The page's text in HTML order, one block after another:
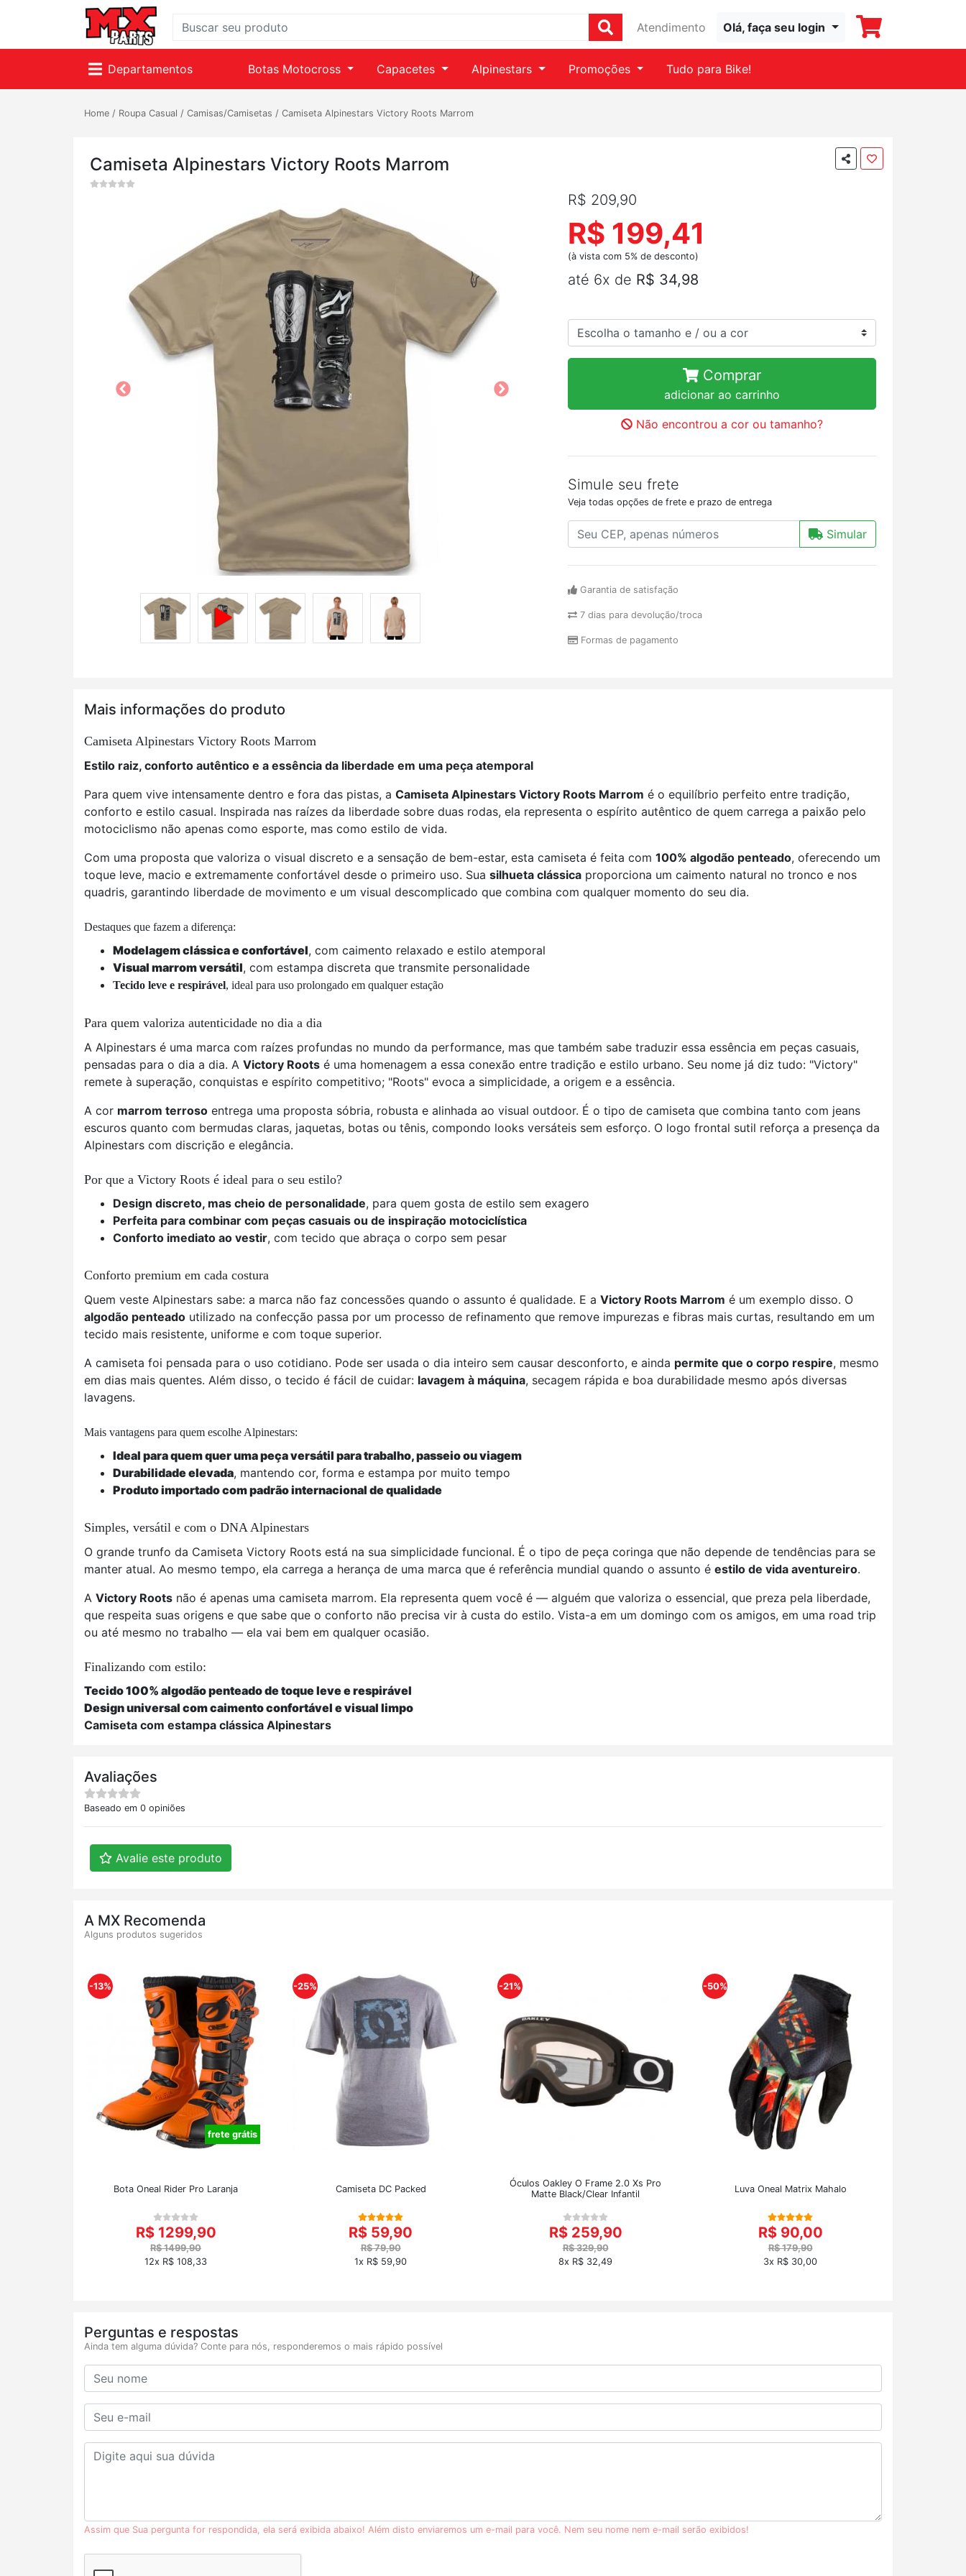
Atendimento Olá, faça seu login
Departamentos Botas Motocross Capacetes Alpinestars Promoções Tudo para Bike!
Home / Roupa Casual / Camisas/Camisetas / Camiseta Alpinestars Victory Roots Marrom
Camiseta Alpinestars Victory Roots Marrom
R$ 209,90
R$ 199,41
(à vista com 5% de desconto)
até 6x de R$ 34,98
Comprar
adicionar ao carrinho
Não encontrou a cor ou tamanho?
Simule seu frete
Veja todas opções de frete e prazo de entrega
Simular
Garantia de satisfação
7 dias para devolução/troca
Formas de pagamento
Mais informações do produto
Camiseta Alpinestars Victory Roots Marrom
Estilo raiz, conforto autêntico e a essência da liberdade em uma peça atemporal
Para quem vive intensamente dentro e fora das pistas, a Camiseta Alpinestars Victory Roots Marrom é o equilíbrio perfeito entre tradição,
conforto e estilo casual. Inspirada nas raízes da liberdade sobre duas rodas, ela representa o espírito autêntico de quem carrega a paixão pelo
motociclismo não apenas como esporte, mas como estilo de vida.
Com uma proposta que valoriza o visual discreto e a sensação de bem-estar, esta camiseta é feita com 100% algodão penteado, oferecendo um
toque leve, macio e extremamente confortável desde o primeiro uso. Sua silhueta clássica proporciona um caimento natural no tronco e nos
quadris, garantindo liberdade de movimento e um visual descomplicado que combina com qualquer momento do seu dia.
Destaques que fazem a diferença:
Modelagem clássica e confortável, com caimento relaxado e estilo atemporal
Visual marrom versátil, com estampa discreta que transmite personalidade
Tecido leve e respirável, ideal para uso prolongado em qualquer estação
Para quem valoriza autenticidade no dia a dia
A Alpinestars é uma marca com raízes profundas no mundo da performance, mas que também sabe traduzir essa essência em peças casuais,
pensadas para o dia a dia. A Victory Roots é uma homenagem a essa conexão entre tradição e estilo urbano. Seu nome já diz tudo: "Victory"
remete à superação, conquistas e espírito competitivo; "Roots" evoca a simplicidade, a origem e a essência.
A cor marrom terroso entrega uma proposta sóbria, robusta e alinhada ao visual outdoor. É o tipo de camiseta que combina tanto com jeans
escuros quanto com bermudas claras, jaquetas, botas ou tênis, compondo looks versáteis sem esforço. O logo frontal sutil reforça a presença da
Alpinestars com discrição e elegância.
Por que a Victory Roots é ideal para o seu estilo?
Design discreto, mas cheio de personalidade, para quem gosta de estilo sem exagero
Perfeita para combinar com peças casuais ou de inspiração motociclística
Conforto imediato ao vestir, com tecido que abraça o corpo sem pesar
Conforto premium em cada costura
Quem veste Alpinestars sabe: a marca não faz concessões quando o assunto é qualidade. E a Victory Roots Marrom é um exemplo disso. O
algodão penteado utilizado na confecção passa por um processo de refinamento que remove impurezas e fibras mais curtas, resultando em um
tecido mais resistente, uniforme e com toque superior.
A camiseta foi pensada para o uso cotidiano. Pode ser usada o dia inteiro sem causar desconforto, e ainda permite que o corpo respire, mesmo
em dias mais quentes. Além disso, o tecido é fácil de cuidar: lavagem à máquina, secagem rápida e boa durabilidade mesmo após diversas
lavagens.
Mais vantagens para quem escolhe Alpinestars:
Ideal para quem quer uma peça versátil para trabalho, passeio ou viagem
Durabilidade elevada, mantendo cor, forma e estampa por muito tempo
Produto importado com padrão internacional de qualidade
Simples, versátil e com o DNA Alpinestars
O grande trunfo da Camiseta Victory Roots está na sua simplicidade funcional. É o tipo de peça coringa que não depende de tendências para se
manter atual. Ao mesmo tempo, ela carrega a herança de uma marca que é referência mundial quando o assunto é estilo de vida aventureiro.
A Victory Roots não é apenas uma camiseta marrom. Ela representa quem você é — alguém que valoriza o essencial, que preza pela liberdade,
que respeita suas origens e que sabe que o conforto não precisa vir à custa do estilo. Vista-a em um domingo com os amigos, em uma road trip
ou até mesmo no trabalho — ela vai bem em qualquer ocasião.
Finalizando com estilo:
Tecido 100% algodão penteado de toque leve e respirável
Design universal com caimento confortável e visual limpo
Camiseta com estampa clássica Alpinestars
Avaliações
Baseado em 0 opiniões
Avalie este produto
A MX Recomenda
Alguns produtos sugeridos
-13%
frete grátis
Bota Oneal Rider Pro Laranja
R$ 1299,90
R$ 1499,90
12x R$ 108,33
-25%
Camiseta DC Packed
R$ 59,90
R$ 79,90
1x R$ 59,90
-21%
Óculos Oakley O Frame 2.0 Xs Pro
Matte Black/Clear Infantil
R$ 259,90
R$ 329,90
8x R$ 32,49
-50%
Luva Oneal Matrix Mahalo
R$ 90,00
R$ 179,90
3x R$ 30,00
Perguntas e respostas
Ainda tem alguma dúvida? Conte para nós, responderemos o mais rápido possível
Assim que Sua pergunta for respondida, ela será exibida abaixo! Além disto enviaremos um e-mail para você. Nem seu nome nem e-mail serão exibidos!